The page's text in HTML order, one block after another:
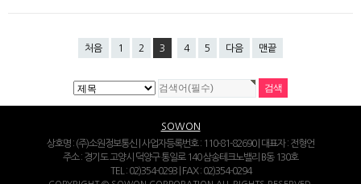
처음 1 2 3 4 5 다음 맨끝
SOWON
상호명 : (주)소원정보통신 | 사업자등록번호 : 110-81-82690 | 대표자 : 전형언
주소 : 경기도 고양시 덕양구 통일로 140 삼송테크노밸리 B동 130호
TEL : 02)354-0293 | FAX : 02)354-0294